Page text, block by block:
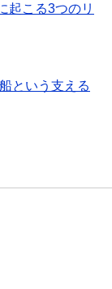
起こる3つのリ
という支える